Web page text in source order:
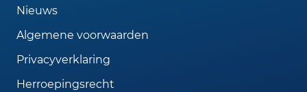
Nieuws
Algemene voorwaarden
Privacyverklaring
Herroepingsrecht